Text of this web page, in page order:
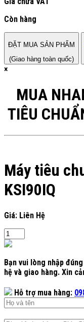
Còn hàng
ĐẶT MUA SẢN PHẨM
(Giao hàng toàn quốc)
×
MUA
TIÊU
Máy tiêu
KSI90IQ
Giá: Liên Hệ
Bạn vui lòng nhập
hệ và giao hàng. Xin
Hỗ trợ mua hàng: